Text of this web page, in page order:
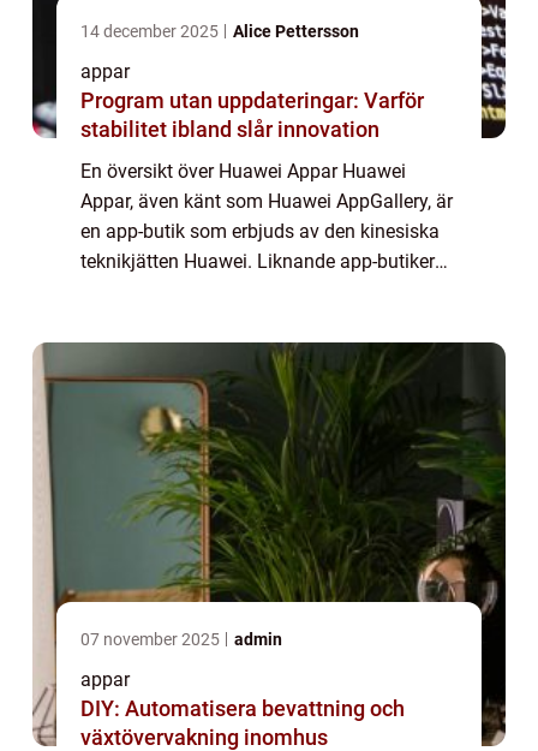
14 december 2025 Alice Pettersson
appar
Program utan uppdateringar: Varför
stabilitet ibland slår innovation
En översikt över Huawei Appar Huawei
Appar, även känt som Huawei AppGallery, är
en app-butik som erbjuds av den kinesiska
teknikjätten Huawei. Liknande app-butiker
07 november 2025 admin
appar
DIY: Automatisera bevattning och
växtövervakning inomhus